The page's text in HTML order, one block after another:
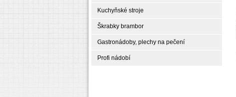
Kuchyňské stroje
Škrabky brambor
Gastronádoby, plechy na pečení
Profi nádobí